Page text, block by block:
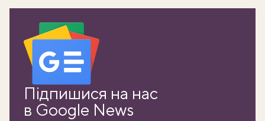
Підпишися на нас
в Google News